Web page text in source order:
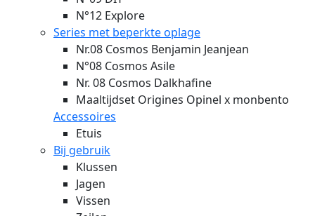
N°12 Explore
Series met beperkte oplage
Nr.08 Cosmos Benjamin Jeanjean
N°08 Cosmos Asile
Nr. 08 Cosmos Dalkhafine
Maaltijdset Origines Opinel x monbento
Accessoires
Etuis
Bij gebruik
Klussen
Jagen
Vissen